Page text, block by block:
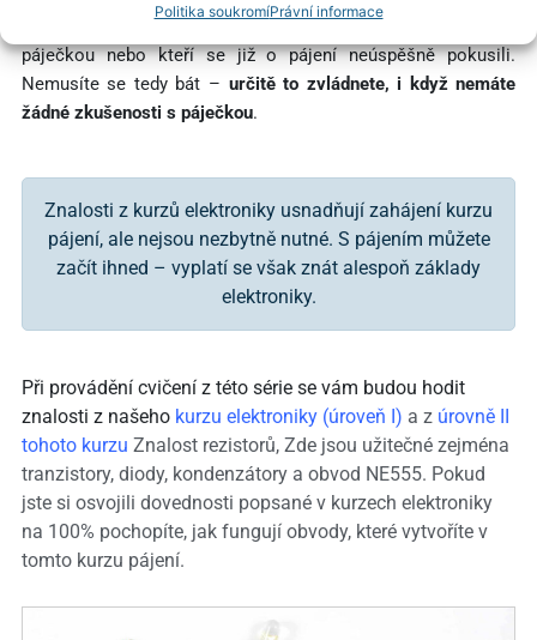
Politika soukromíPrávní informace
proto, že ji budou používat lidé, kteří ještě nepřišli do styku s
páječkou nebo kteří se již o pájení neúspěšně pokusili.
Nemusíte se tedy bát – určitě to zvládnete, i když nemáte
žádné zkušenosti s páječkou.
Znalosti z kurzů elektroniky usnadňují zahájení kurzu
pájení, ale nejsou nezbytně nutné. S pájením můžete
začít ihned – vyplatí se však znát alespoň základy
elektroniky.
Při provádění cvičení z této série se vám budou hodit
znalosti z našeho kurzu elektroniky (úroveň I) a z úrovně II
tohoto kurzu Znalost rezistorů, Zde jsou užitečné zejména
tranzistory, diody, kondenzátory a obvod NE555. Pokud
jste si osvojili dovednosti popsané v kurzech elektroniky
na 100% pochopíte, jak fungují obvody, které vytvoříte v
tomto kurzu pájení.